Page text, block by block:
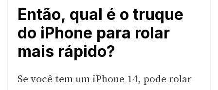
Então, qual é o truque
do iPhone para rolar
mais rápido?
Se você tem um iPhone 14, pode rolar